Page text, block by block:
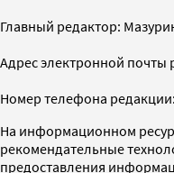
Главный редактор:
Адрес электронной почты
Номер телефона редакции:
На информационном
рекомендательные
предоставления